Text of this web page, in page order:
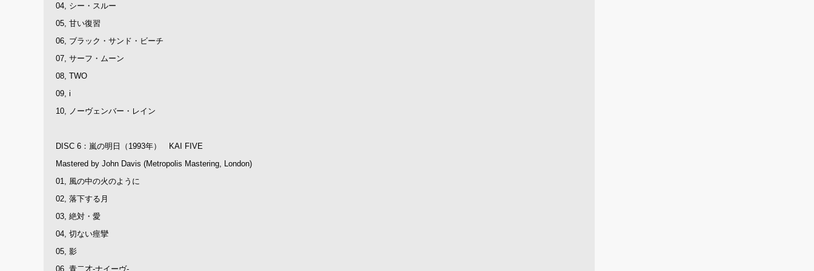
04, シー・スルー
05, 甘い復習
06, ブラック・サンド・ビーチ
07, サーフ・ムーン
08, TWO
09, i
10, ノーヴェンバー・レイン
DISC 6：嵐の明日（1993年） KAI FIVE
Mastered by John Davis (Metropolis Mastering, London)
01, 風の中の火のように
02, 落下する月
03, 絶対・愛
04, 切ない痙攣
05, 影
06, 青二才-ナイーヴ-